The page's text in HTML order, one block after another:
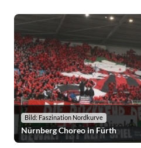
Bild: Faszination Nordkurve
Nürnberg Choreo in Fürth